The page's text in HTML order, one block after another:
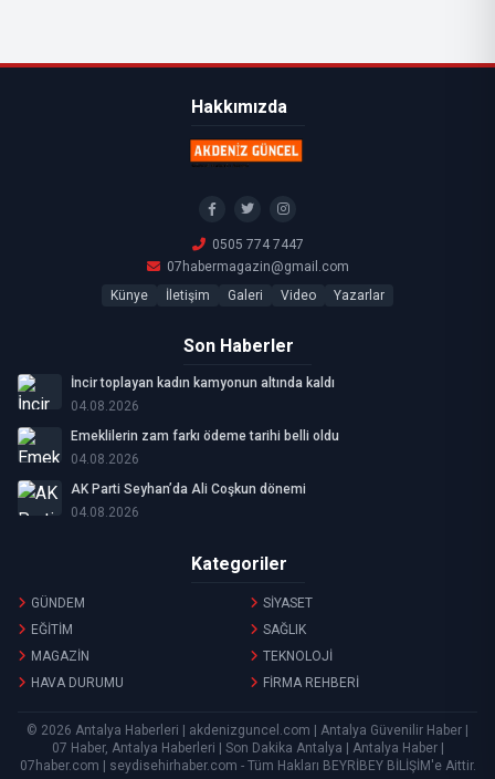
Hakkımızda
0505 774 7447
07habermagazin@gmail.com
Künye
İletişim Galeri Video Yazarlar
Son Haberler
İncir toplayan kadın kamyonun altında kaldı
04.08.2026
Emeklilerin zam farkı ödeme tarihi belli oldu
04.08.2026
AK Parti Seyhan’da Ali Coşkun dönemi
04.08.2026
Kategoriler
GÜNDEM
SİYASET
EĞİTİM
SAĞLIK
MAGAZİN
TEKNOLOJİ
HAVA DURUMU
FİRMA REHBERİ
© 2026 Antalya Haberleri | akdenizguncel.com | Antalya Güvenilir Haber |
07 Haber, Antalya Haberleri | Son Dakika Antalya | Antalya Haber |
07haber.com | seydisehirhaber.com - Tüm Hakları BEYRİBEY BİLİŞİM'e Aittir.